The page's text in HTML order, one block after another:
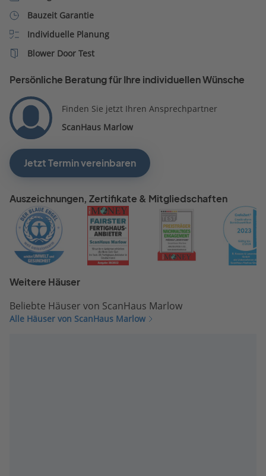
Bauzeit Garantie
Individuelle Planung
Blower Door Test
Persönliche Beratung für Ihre individuellen Wünsche
Finden Sie jetzt Ihren Ansprechpartner
ScanHaus Marlow
Jetzt Termin vereinbaren
Auszeichnungen, Zertifikate & Mitgliedschaften
Weitere Häuser
Beliebte Häuser von ScanHaus Marlow
Alle Häuser von ScanHaus Marlow